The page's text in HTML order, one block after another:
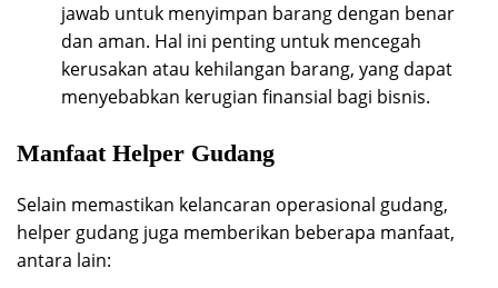
jawab untuk menyimpan barang dengan benar
dan aman. Hal ini penting untuk mencegah
kerusakan atau kehilangan barang, yang dapat
menyebabkan kerugian finansial bagi bisnis.
Manfaat Helper Gudang
Selain memastikan kelancaran operasional gudang,
helper gudang juga memberikan beberapa manfaat,
antara lain: